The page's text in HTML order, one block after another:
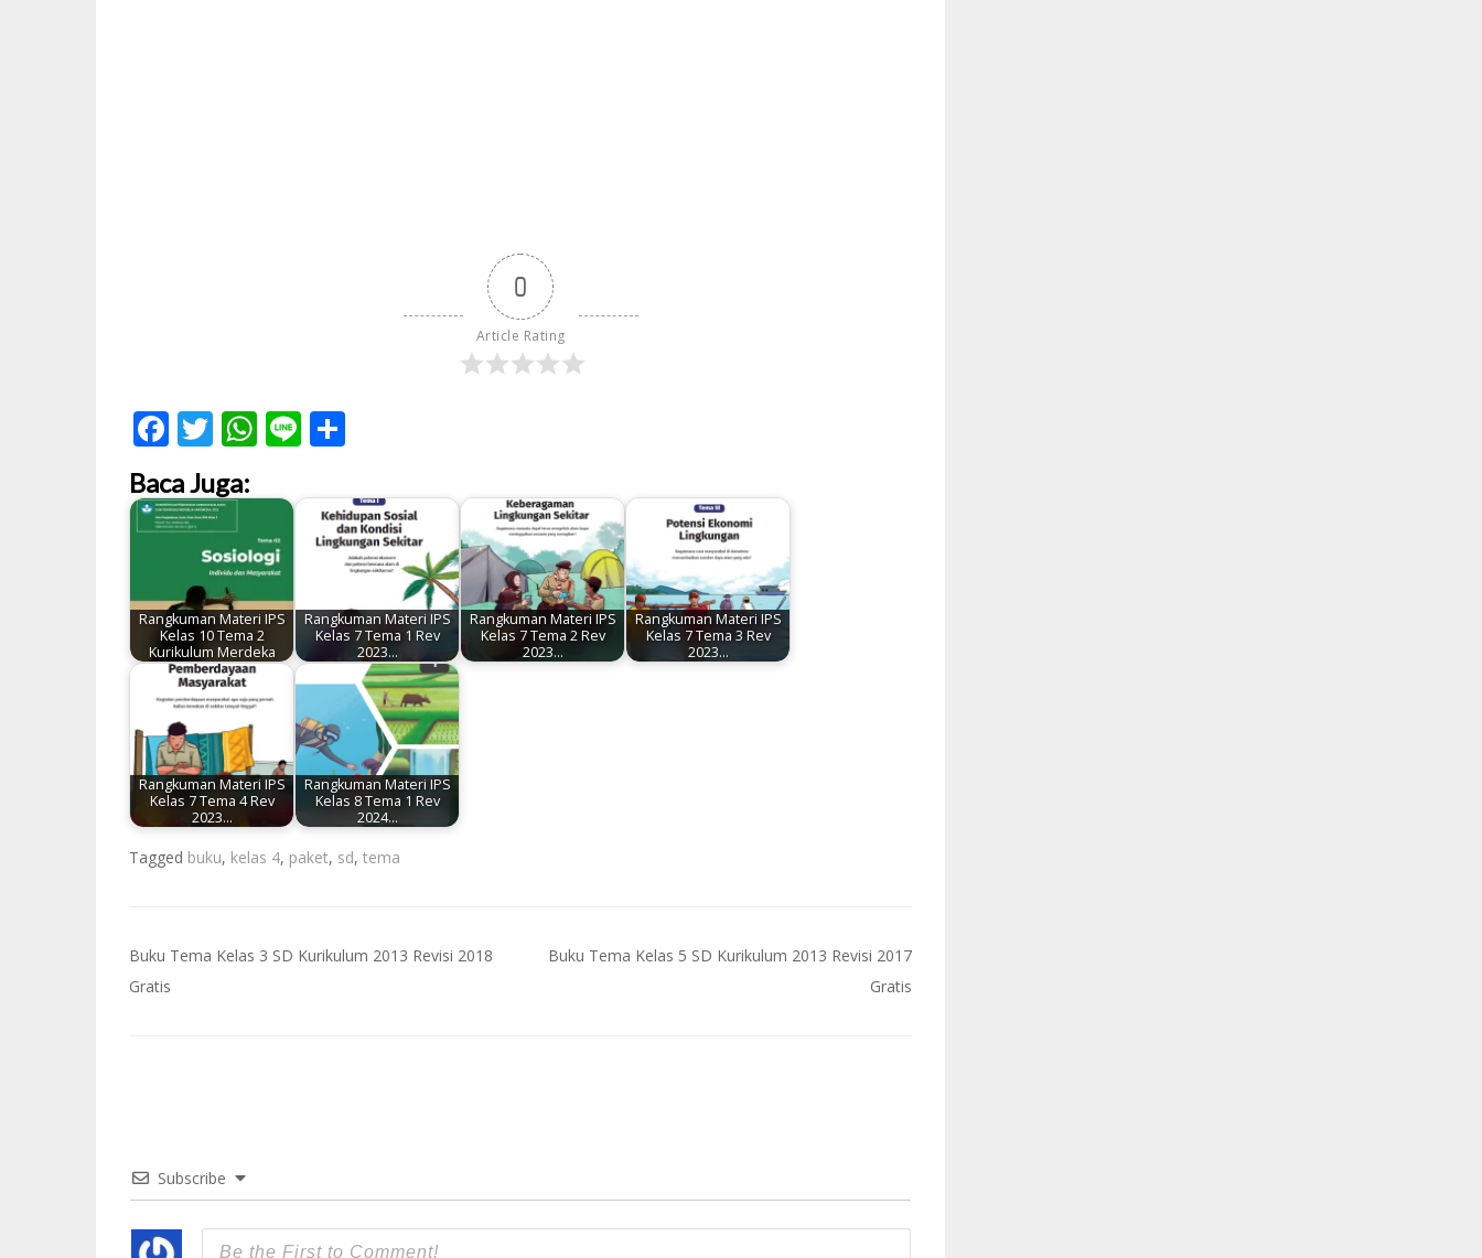
0
Article Rating
Facebook
Twitter
WhatsApp
Line
Baca Juga:
Rangkuman Materi IPS
Kelas 10 Tema 2
Kurikulum Merdeka
Rangkuman Materi IPS
Kelas 7 Tema 1 Rev
2023…
Rangkuman Materi IPS
Kelas 7 Tema 2 Rev
2023…
Rangkuman Materi IPS
Kelas 7 Tema 3 Rev
2023…
Rangkuman Materi IPS
Kelas 7 Tema 4 Rev
2023…
Rangkuman Materi IPS
Kelas 8 Tema 1 Rev
2024…
Tagged buku, kelas 4, paket, sd, tema
Navigasi
pos
Buku Tema Kelas 3 SD Kurikulum 2013 Revisi 2018
Gratis
Buku Tema Kelas 5 SD Kurikulum 2013 Revisi 2017
Gratis
Subscribe